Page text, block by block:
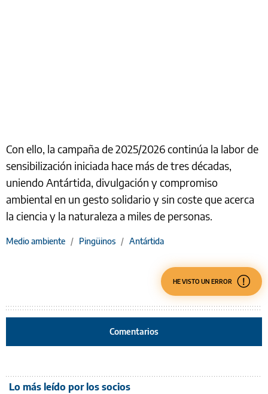
Con ello, la campaña de 2025/2026 continúa la labor de
sensibilización iniciada hace más de tres décadas,
uniendo Antártida, divulgación y compromiso
ambiental en un gesto solidario y sin coste que acerca
la ciencia y la naturaleza a miles de personas.
Medio ambiente / Pingüinos / Antártida
HE VISTO UN ERROR
Comentarios
Lo más leído por los socios